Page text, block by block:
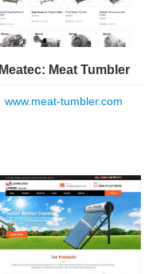
Meatec: Meat Tumbler
www.meat-tumbler.com